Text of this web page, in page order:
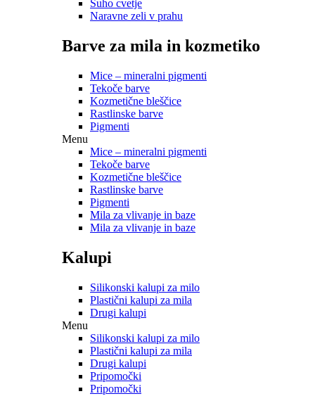
Suho cvetje
Naravne zeli v prahu
Barve za mila in kozmetiko
Mice – mineralni pigmenti
Tekoče barve
Kozmetične bleščice
Rastlinske barve
Pigmenti
Menu
Mice – mineralni pigmenti
Tekoče barve
Kozmetične bleščice
Rastlinske barve
Pigmenti
Mila za vlivanje in baze
Mila za vlivanje in baze
Kalupi
Silikonski kalupi za milo
Plastični kalupi za mila
Drugi kalupi
Menu
Silikonski kalupi za milo
Plastični kalupi za mila
Drugi kalupi
Pripomočki
Pripomočki